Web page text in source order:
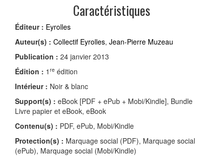
Caractéristiques
Éditeur : Eyrolles
Auteur(s) : Collectif Eyrolles, Jean-Pierre Muzeau
Publication : 24 janvier 2013
Édition : 1 re édition
Intérieur : Noir & blanc
Support(s) : eBook [PDF + ePub + Mobi/Kindle], Bundle
Livre papier et eBook, eBook
Contenu(s) : PDF, ePub, Mobi/Kindle
Protection(s) : Marquage social (PDF), Marquage social
(ePub), Marquage social (Mobi/Kindle)